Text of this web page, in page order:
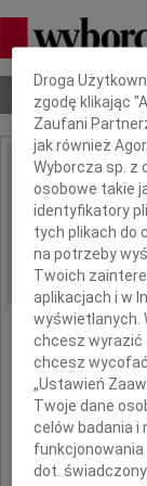
Nekrologi
IMIĘ I
REGION:
DATA EMISJI:
Dbamy o Twoją
Droga
zgodę klikając
Zaufani
jak również
Wyborcza sp. z
osobowe takie
identyfikatory
tych plikach do
na potrzeby
Twoich
aplikacjach i w
wyświetlanych.
chcesz wyrazić
chcesz
„Ustawień
Twoje dane
celów badania
funkcjonowania
dot.